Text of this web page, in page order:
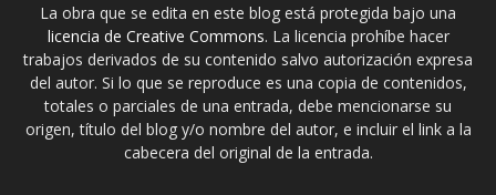
La obra que se edita en este blog está protegida bajo una
licencia de Creative Commons. La licencia prohíbe hacer
trabajos derivados de su contenido salvo autorización expresa
del autor. Si lo que se reproduce es una copia de contenidos,
totales o parciales de una entrada, debe mencionarse su
origen, título del blog y/o nombre del autor, e incluir el link a la
cabecera del original de la entrada.